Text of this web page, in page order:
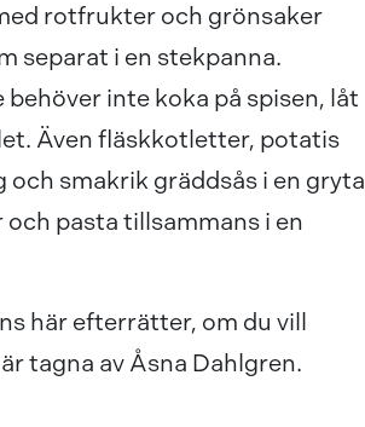
rotfrukter och grönsaker
separat i en stekpanna.
behöver inte koka på spisen, låt
Även fläskkotletter, potatis
smakrik gräddsås i en gryta
pasta tillsammans i en
här efterrätter, om du vill
tagna av Åsna Dahlgren.